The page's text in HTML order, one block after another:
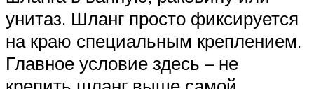
унитаз. Шланг просто фиксируется
на краю специальным креплением.
Главное условие здесь – не